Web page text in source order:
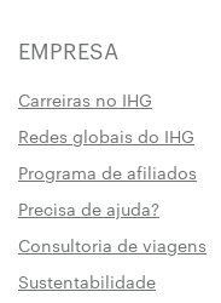
EMPRESA
Carreiras no IHG
Redes globais do IHG
Programa de afiliados
Precisa de ajuda?
Consultoria de viagens
Sustentabilidade